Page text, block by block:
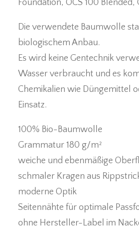
Foundation, OCS 100 Blended,
Die verwendete Baumwolle
biologischem Anbau.
Es wird keine Gentechnik
Wasser verbraucht und es
Chemikalien wie Düngemittel
Einsatz.
100% Bio-Baumwolle
Grammatur 180 g/m²
weiche und ebenmäßige
schmaler Kragen aus
moderne Optik
Seitennähte für optimale
ohne Hersteller-Label im